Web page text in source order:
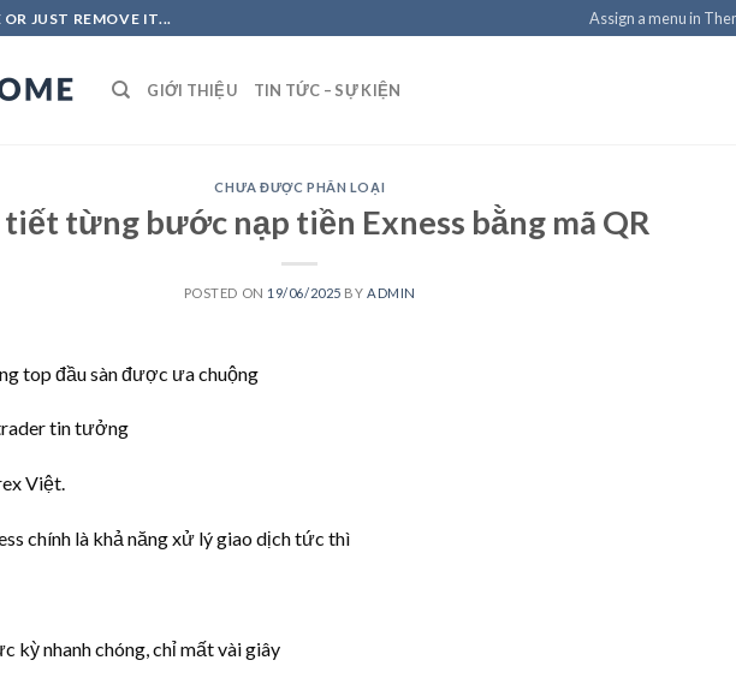
JUST REMOVE IT... Assign a menu in
GIỚI THIỆU TIN TỨC – SỰ KIỆN
CHƯA ĐƯỢC PHÂN LOẠI
tiết từng bước nạp tiền Exness bằng mã QR
POSTED ON 19/06/2025 BY ADMIN
top đầu sàn được ưa chuộng
tin tưởng
Việt.
chính là khả năng xử lý giao dịch tức thì
kỳ nhanh chóng, chỉ mất vài giây